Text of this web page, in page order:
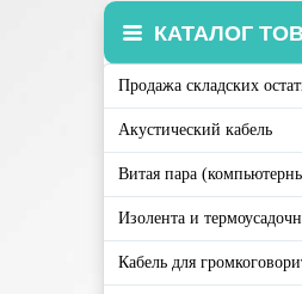
КАТАЛОГ
Продажа складских
Акустический кабель
Витая пара
Изолента и
Кабель для